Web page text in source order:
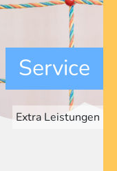
Service
Extra Leistungen